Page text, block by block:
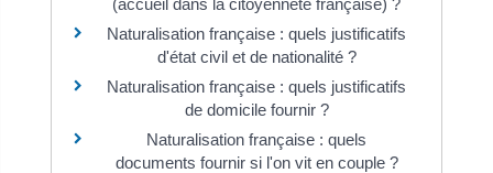
Naturalisation française : quels justificatifs
d'état civil et de nationalité ?
Naturalisation française : quels justificatifs
de domicile fournir ?
Naturalisation française : quels
documents fournir si l'on vit en couple ?